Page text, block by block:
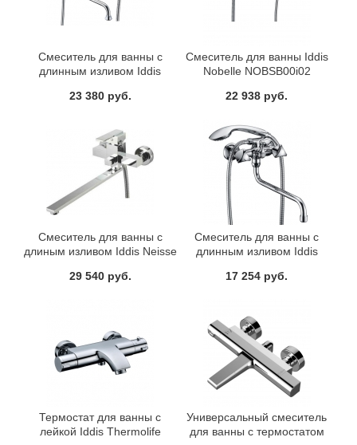
Смеситель для ванны с
длинным изливом Iddis
23 380 руб.
Смеситель для ванны Iddis
Nobelle NOBSB00i02
22 938 руб.
Смеситель для ванны с
длиным изливом Iddis Neisse
29 540 руб.
Смеситель для ванны с
длинным изливом Iddis
17 254 руб.
Термостат для ванны с
лейкой Iddis Thermolife
Универсальный смеситель
для ванны с термостатом